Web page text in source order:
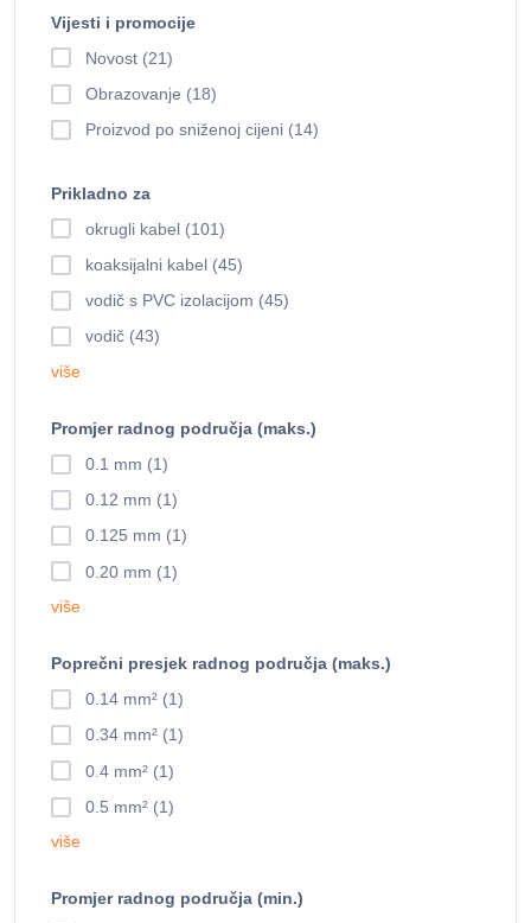
Vijesti i promocije
Novost (21)
Obrazovanje (18)
Proizvod po sniženoj cijeni (14)
Prikladno za
okrugli kabel (101)
koaksijalni kabel (45)
vodič s PVC izolacijom (45)
vodič (43)
više
Promjer radnog područja (maks.)
0.1 mm (1)
0.12 mm (1)
0.125 mm (1)
0.20 mm (1)
više
Poprečni presjek radnog područja (maks.)
0.14 mm² (1)
0.34 mm² (1)
0.4 mm² (1)
0.5 mm² (1)
više
Promjer radnog područja (min.)